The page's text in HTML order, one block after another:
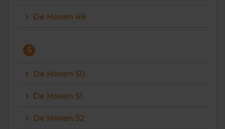
De Hoven 49
5
De Hoven 50
De Hoven 51
De Hoven 52